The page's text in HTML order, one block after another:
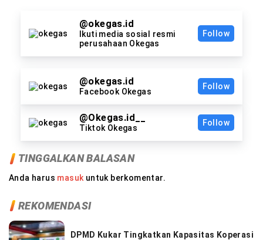
@okegas.id
Ikuti media sosial resmi
perusahaan Okegas
Follow
@okegas.id
Facebook Okegas
Follow
@Okegas.id__
Tiktok Okegas
Follow
TINGGALKAN BALASAN
Anda harus masuk untuk berkomentar.
REKOMENDASI
DPMD Kukar Tingkatkan Kapasitas Koperasi